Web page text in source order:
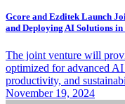
Gcore and Ezditek Launch
and Deploying AI Solutions
The joint venture will
optimized for advanced
productivity, and
November 19, 2024